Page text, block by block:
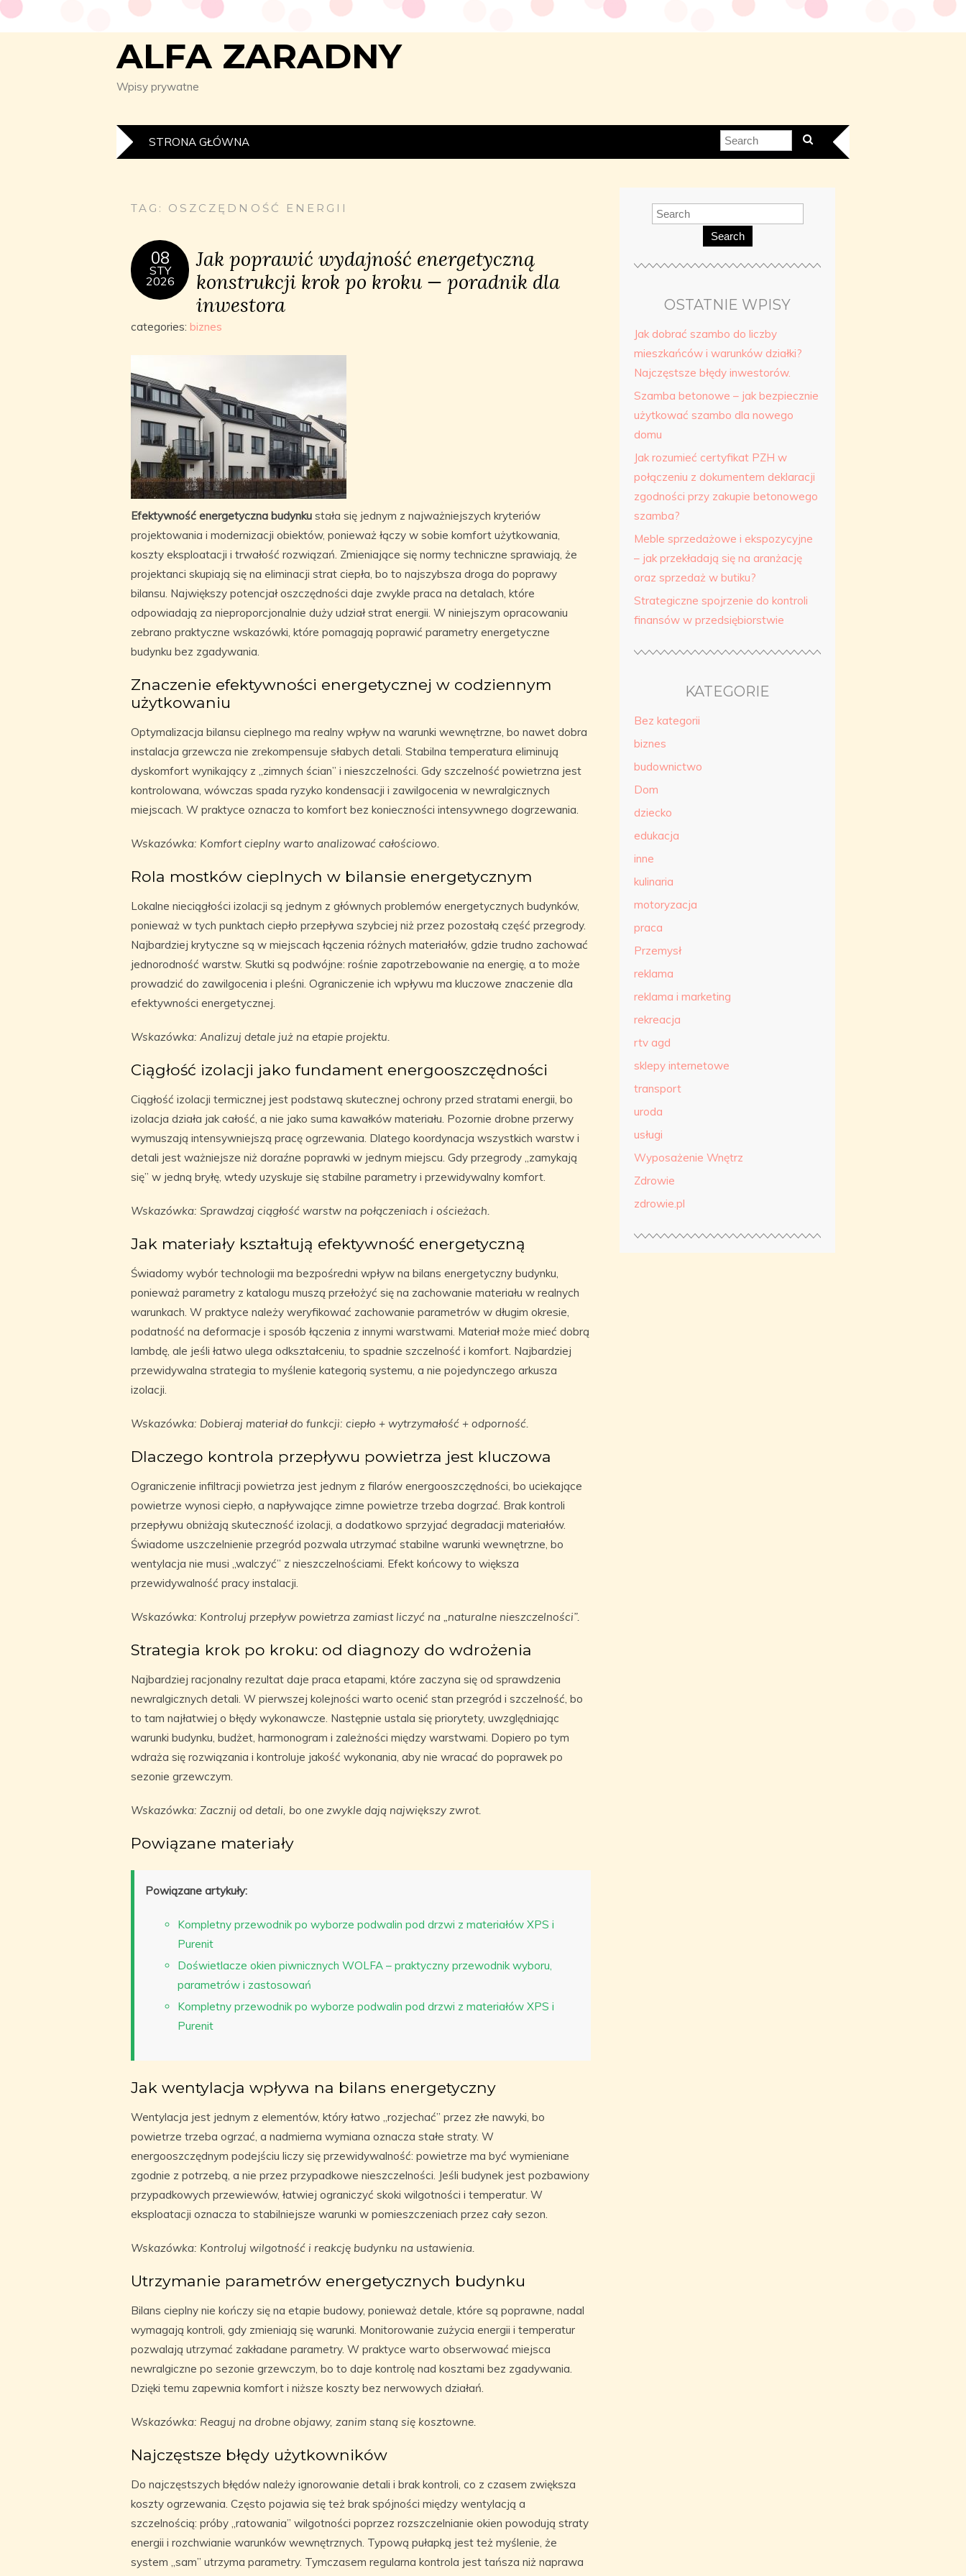
ALFA ZARADNY
Wpisy prywatne
STRONA GŁÓWNA
TAG: OSZCZĘDNOŚĆ ENERGII
08
STY
2026
Jak poprawić wydajność energetyczną
konstrukcji krok po kroku — poradnik dla
inwestora
categories: biznes
Efektywność energetyczna budynku stała się jednym z najważniejszych kryteriów
projektowania i modernizacji obiektów, ponieważ łączy w sobie komfort użytkowania,
koszty eksploatacji i trwałość rozwiązań. Zmieniające się normy techniczne sprawiają, że
projektanci skupiają się na eliminacji strat ciepła, bo to najszybsza droga do poprawy
bilansu. Największy potencjał oszczędności daje zwykle praca na detalach, które
odpowiadają za nieproporcjonalnie duży udział strat energii. W niniejszym opracowaniu
zebrano praktyczne wskazówki, które pomagają poprawić parametry energetyczne
budynku bez zgadywania.
Znaczenie efektywności energetycznej w codziennym
użytkowaniu
Optymalizacja bilansu cieplnego ma realny wpływ na warunki wewnętrzne, bo nawet dobra
instalacja grzewcza nie zrekompensuje słabych detali. Stabilna temperatura eliminują
dyskomfort wynikający z „zimnych ścian” i nieszczelności. Gdy szczelność powietrzna jest
kontrolowana, wówczas spada ryzyko kondensacji i zawilgocenia w newralgicznych
miejscach. W praktyce oznacza to komfort bez konieczności intensywnego dogrzewania.
Wskazówka: Komfort cieplny warto analizować całościowo.
Rola mostków cieplnych w bilansie energetycznym
Lokalne nieciągłości izolacji są jednym z głównych problemów energetycznych budynków,
ponieważ w tych punktach ciepło przepływa szybciej niż przez pozostałą część przegrody.
Najbardziej krytyczne są w miejscach łączenia różnych materiałów, gdzie trudno zachować
jednorodność warstw. Skutki są podwójne: rośnie zapotrzebowanie na energię, a to może
prowadzić do zawilgocenia i pleśni. Ograniczenie ich wpływu ma kluczowe znaczenie dla
efektywności energetycznej.
Wskazówka: Analizuj detale już na etapie projektu.
Ciągłość izolacji jako fundament energooszczędności
Ciągłość izolacji termicznej jest podstawą skutecznej ochrony przed stratami energii, bo
izolacja działa jak całość, a nie jako suma kawałków materiału. Pozornie drobne przerwy
wymuszają intensywniejszą pracę ogrzewania. Dlatego koordynacja wszystkich warstw i
detali jest ważniejsze niż doraźne poprawki w jednym miejscu. Gdy przegrody „zamykają
się” w jedną bryłę, wtedy uzyskuje się stabilne parametry i przewidywalny komfort.
Wskazówka: Sprawdzaj ciągłość warstw na połączeniach i ościeżach.
Jak materiały kształtują efektywność energetyczną
Świadomy wybór technologii ma bezpośredni wpływ na bilans energetyczny budynku,
ponieważ parametry z katalogu muszą przełożyć się na zachowanie materiału w realnych
warunkach. W praktyce należy weryfikować zachowanie parametrów w długim okresie,
podatność na deformacje i sposób łączenia z innymi warstwami. Materiał może mieć dobrą
lambdę, ale jeśli łatwo ulega odkształceniu, to spadnie szczelność i komfort. Najbardziej
przewidywalna strategia to myślenie kategorią systemu, a nie pojedynczego arkusza
izolacji.
Wskazówka: Dobieraj materiał do funkcji: ciepło + wytrzymałość + odporność.
Dlaczego kontrola przepływu powietrza jest kluczowa
Ograniczenie infiltracji powietrza jest jednym z filarów energooszczędności, bo uciekające
powietrze wynosi ciepło, a napływające zimne powietrze trzeba dogrzać. Brak kontroli
przepływu obniżają skuteczność izolacji, a dodatkowo sprzyjać degradacji materiałów.
Świadome uszczelnienie przegród pozwala utrzymać stabilne warunki wewnętrzne, bo
wentylacja nie musi „walczyć” z nieszczelnościami. Efekt końcowy to większa
przewidywalność pracy instalacji.
Wskazówka: Kontroluj przepływ powietrza zamiast liczyć na „naturalne nieszczelności”.
Strategia krok po kroku: od diagnozy do wdrożenia
Najbardziej racjonalny rezultat daje praca etapami, które zaczyna się od sprawdzenia
newralgicznych detali. W pierwszej kolejności warto ocenić stan przegród i szczelność, bo
to tam najłatwiej o błędy wykonawcze. Następnie ustala się priorytety, uwzględniając
warunki budynku, budżet, harmonogram i zależności między warstwami. Dopiero po tym
wdraża się rozwiązania i kontroluje jakość wykonania, aby nie wracać do poprawek po
sezonie grzewczym.
Wskazówka: Zacznij od detali, bo one zwykle dają największy zwrot.
Powiązane materiały
Powiązane artykuły:
Kompletny przewodnik po wyborze podwalin pod drzwi z materiałów XPS i
Purenit
Doświetlacze okien piwnicznych WOLFA – praktyczny przewodnik wyboru,
parametrów i zastosowań
Kompletny przewodnik po wyborze podwalin pod drzwi z materiałów XPS i
Purenit
Jak wentylacja wpływa na bilans energetyczny
Wentylacja jest jednym z elementów, który łatwo „rozjechać” przez złe nawyki, bo
powietrze trzeba ogrzać, a nadmierna wymiana oznacza stałe straty. W
energooszczędnym podejściu liczy się przewidywalność: powietrze ma być wymieniane
zgodnie z potrzebą, a nie przez przypadkowe nieszczelności. Jeśli budynek jest pozbawiony
przypadkowych przewiewów, łatwiej ograniczyć skoki wilgotności i temperatur. W
eksploatacji oznacza to stabilniejsze warunki w pomieszczeniach przez cały sezon.
Wskazówka: Kontroluj wilgotność i reakcję budynku na ustawienia.
Utrzymanie parametrów energetycznych budynku
Bilans cieplny nie kończy się na etapie budowy, ponieważ detale, które są poprawne, nadal
wymagają kontroli, gdy zmieniają się warunki. Monitorowanie zużycia energii i temperatur
pozwalają utrzymać zakładane parametry. W praktyce warto obserwować miejsca
newralgiczne po sezonie grzewczym, bo to daje kontrolę nad kosztami bez zgadywania.
Dzięki temu zapewnia komfort i niższe koszty bez nerwowych działań.
Wskazówka: Reaguj na drobne objawy, zanim staną się kosztowne.
Najczęstsze błędy użytkowników
Do najczęstszych błędów należy ignorowanie detali i brak kontroli, co z czasem zwiększa
koszty ogrzewania. Często pojawia się też brak spójności między wentylacją a
szczelnością: próby „ratowania” wilgotności poprzez rozszczelnianie okien powodują straty
energii i rozchwianie warunków wewnętrznych. Typową pułapką jest też myślenie, że
system „sam” utrzyma parametry. Tymczasem regularna kontrola jest tańsza niż naprawa
Search
OSTATNIE WPISY
Jak dobrać szambo do liczby
mieszkańców i warunków działki?
Najczęstsze błędy inwestorów.
Szamba betonowe – jak bezpiecznie
użytkować szambo dla nowego
domu
Jak rozumieć certyfikat PZH w
połączeniu z dokumentem deklaracji
zgodności przy zakupie betonowego
szamba?
Meble sprzedażowe i ekspozycyjne
– jak przekładają się na aranżację
oraz sprzedaż w butiku?
Strategiczne spojrzenie do kontroli
finansów w przedsiębiorstwie
KATEGORIE
Bez kategorii
biznes
budownictwo
Dom
dziecko
edukacja
inne
kulinaria
motoryzacja
praca
Przemysł
reklama
reklama i marketing
rekreacja
rtv agd
sklepy internetowe
transport
uroda
usługi
Wyposażenie Wnętrz
Zdrowie
zdrowie.pl